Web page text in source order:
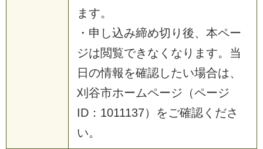
ます。
・申し込み締め切り後、本ペー
ジは閲覧できなくなります。当
日の情報を確認したい場合は、
刈谷市ホームページ（ページ
ID：1011137）をご確認くださ
い。